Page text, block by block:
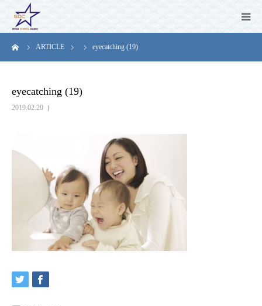
ARTICLE eyecatching (19)
eyecatching (19)
2019.02.20
CONCEPT
NEWS
Q&A
RECRUIT
CONTACT